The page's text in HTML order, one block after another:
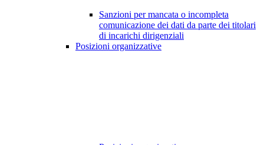
Sanzioni per mancata o incompleta
comunicazione dei dati da parte dei titolari
di incarichi dirigenziali
Posizioni organizzative